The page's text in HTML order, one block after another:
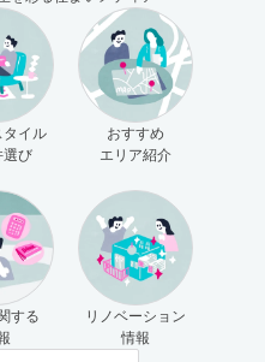
タイル
選び
おすすめ
エリア紹介
する
リノベーション
情報